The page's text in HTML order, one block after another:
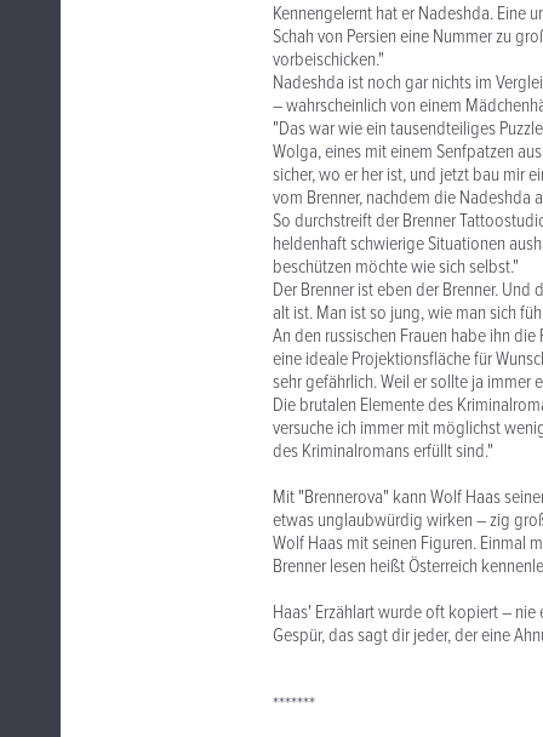
Kennengelernt hat er Nadeshda. Eine
Schah von Persien eine Nummer zu
vorbeischicken."
Nadeshda ist noch gar nichts im
– wahrscheinlich von einem
"Das war wie ein tausendteiliges
Wolga, eines mit einem Senfpatzen
sicher, wo er her ist, und jetzt bau mir
vom Brenner, nachdem die Nadeshda
So durchstreift der Brenner
heldenhaft schwierige Situationen
beschützen möchte wie sich selbst."
Der Brenner ist eben der Brenner.
alt ist. Man ist so jung, wie man sich
An den russischen Frauen habe ihn
eine ideale Projektionsfläche für
sehr gefährlich. Weil er sollte ja immer
Die brutalen Elemente des
versuche ich immer mit möglichst
des Kriminalromans erfüllt sind."
Mit "Brennerova" kann Wolf Haas
etwas unglaubwürdig wirken – zig
Wolf Haas mit seinen Figuren. Einmal
Brenner lesen heißt Österreich
Haas' Erzählart wurde oft kopiert – nie
Gespür, das sagt dir jeder, der eine
*******